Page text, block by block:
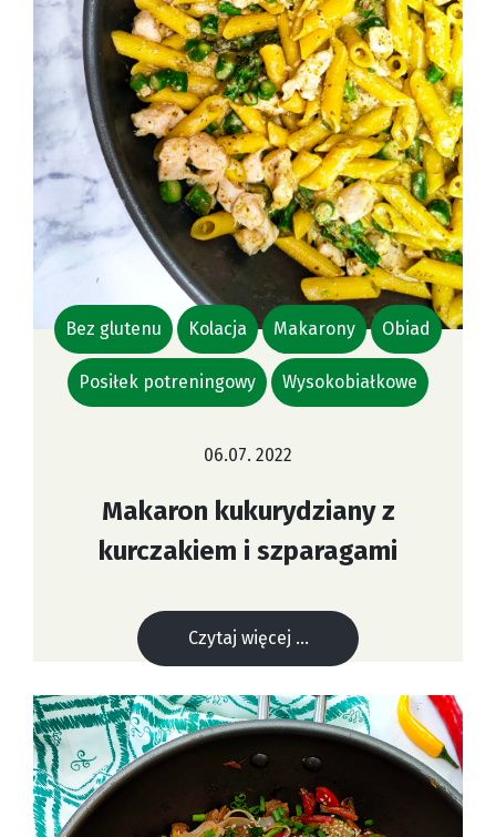
Bez glutenu Kolacja Makarony Obiad
Posiłek potreningowy Wysokobiałkowe
06.07. 2022
Makaron kukurydziany z
kurczakiem i szparagami
Czytaj więcej ...